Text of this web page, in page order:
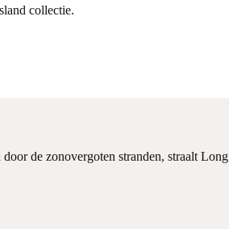
collectie.
de zonovergoten stranden, straalt Long